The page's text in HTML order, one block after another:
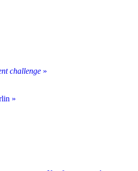
challenge »
»